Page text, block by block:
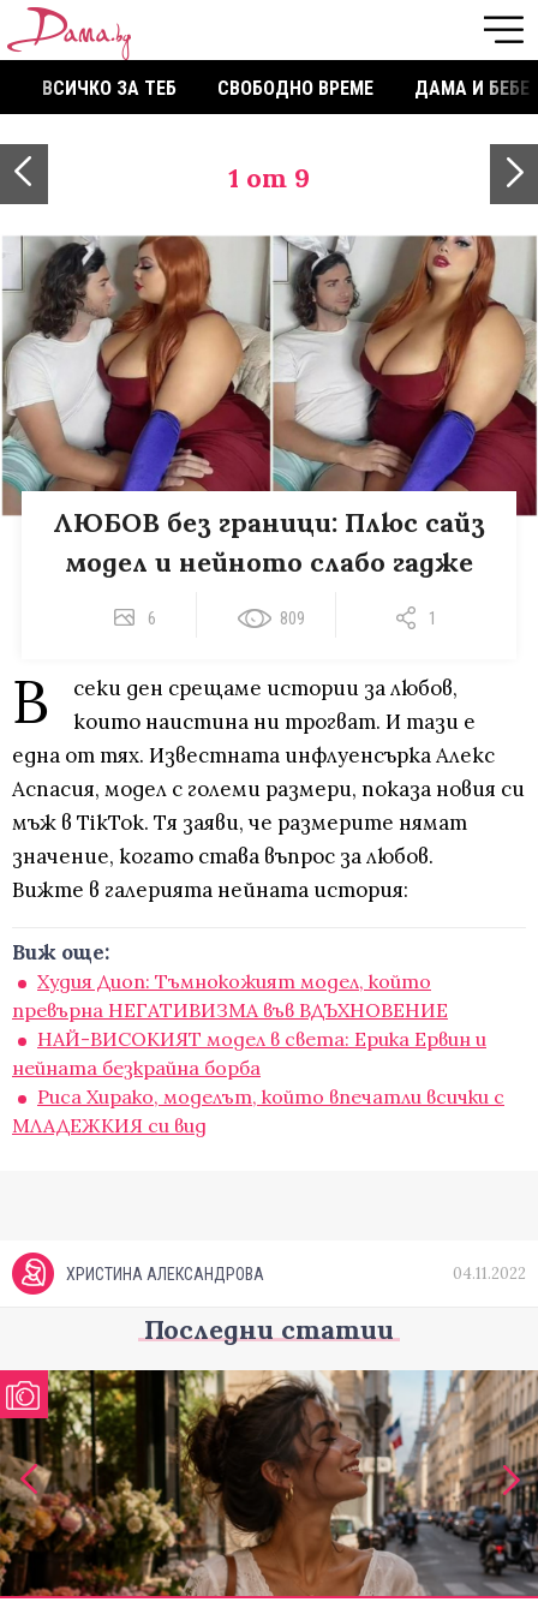
ВСИЧКО ЗА ТЕБ СВОБОДНО ВРЕМЕ ДАМА И БЕБЕ
1 от 9
ЛЮБОВ без граници: Плюс сайз
модел и нейното слабо гадже
6 809 1
В
секи ден срещаме истории за любов,
които наистина ни трогват. И тази е
една от тях. Известната инфлуенсърка Алекс
Аспасия, модел с големи размери, показа новия си
мъж в TikTok. Тя заяви, че размерите нямат
значение, когато става въпрос за любов.
Вижте в галерията нейната история:
Виж още:
Худия Диоп: Тъмнокожият модел, който
превърна НЕГАТИВИЗМА във ВДЪХНОВЕНИЕ
НАЙ-ВИСОКИЯТ модел в света: Ерика Ервин и
нейната безкрайна борба
Риса Хирако, моделът, който впечатли всички с
МЛАДЕЖКИЯ си вид
ХРИСТИНА АЛЕКСАНДРОВА 04.11.2022
Последни статии